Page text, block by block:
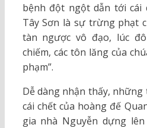
bệnh đột ngột dẫn tới cái
Tây Sơn là sự trừng phạt
tàn ngược vô đạo, lúc
chiếm, các tôn lăng của
phạm”.
Dễ dàng nhận thấy,
cái chết của hoàng đế
gia nhà Nguyễn dựng